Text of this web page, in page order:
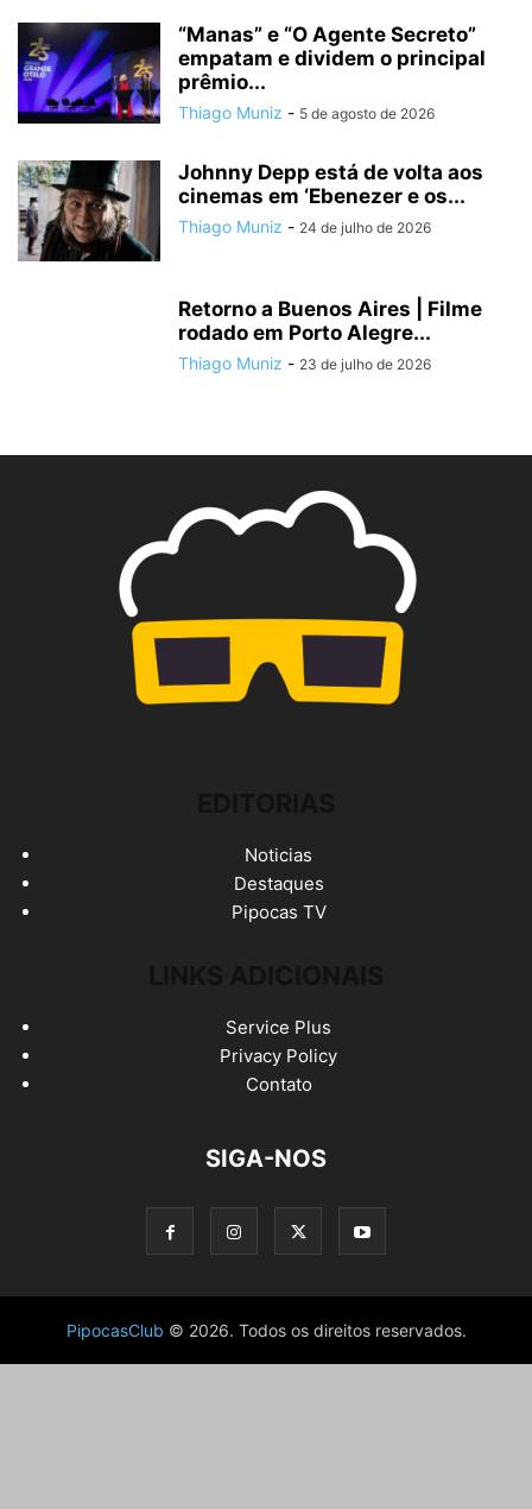
“Manas” e “O Agente Secreto”
empatam e dividem o principal
prêmio...
Thiago Muniz - 5 de agosto de 2026
Johnny Depp está de volta aos
cinemas em ‘Ebenezer e os...
Thiago Muniz - 24 de julho de 2026
Retorno a Buenos Aires | Filme
rodado em Porto Alegre...
Thiago Muniz - 23 de julho de 2026
Noticias
Destaques
Pipocas TV
Service Plus
Privacy Policy
Contato
SIGA-NOS
PipocasClub © 2026. Todos os direitos reservados.